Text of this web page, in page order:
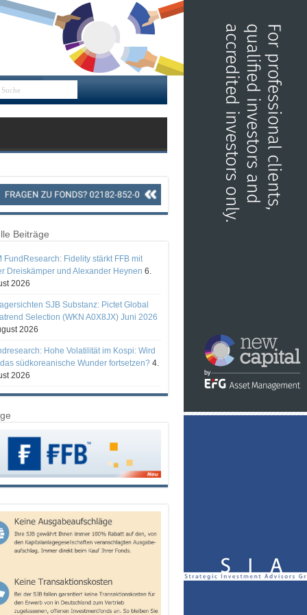
Beiträge
FundResearch: Fidelity stärkt FFB mit
Dreiskämper und Alexander Heynen 6.
2026
SJB Substanz: Pictet Global
Selection (WKN A0X8JX) Juni 2026
2026
Hohe Volatilität im Kospi: Wird
südkoreanische Wunder fortsetzen? 4.
2026